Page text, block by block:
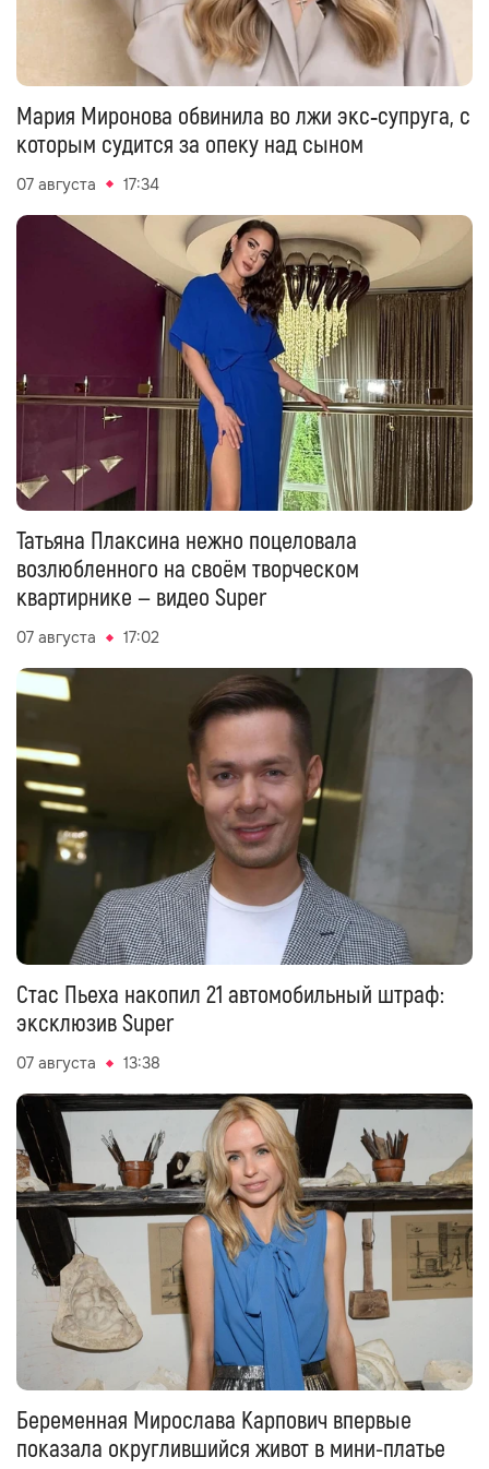
Мария Миронова обвинила во лжи экс‑супруга, с
которым судится за опеку над сыном
07 августа 17:34
Татьяна Плаксина нежно поцеловала
возлюбленного на своём творческом
квартирнике — видео Super
07 августа 17:02
Стас Пьеха накопил 21 автомобильный штраф:
эксклюзив Super
07 августа 13:38
Беременная Мирослава Карпович впервые
показала округлившийся живот в мини-платье